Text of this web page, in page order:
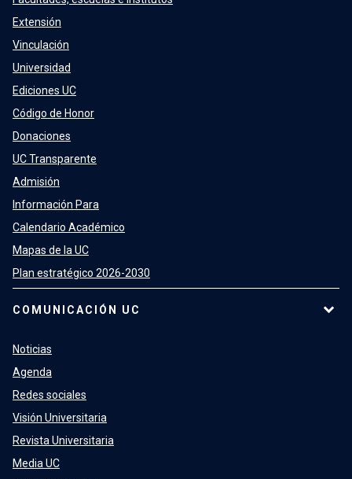
Extensión
Vinculación
Universidad
Ediciones UC
Código de Honor
Donaciones
UC Transparente
Admisión
Información Para
Calendario Académico
Mapas de la UC
Plan estratégico 2026-2030
COMUNICACIÓN UC
Noticias
Agenda
Redes sociales
Visión Universitaria
Revista Universitaria
Media UC